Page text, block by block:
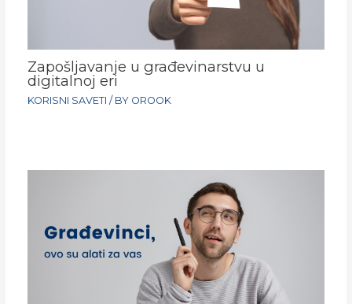
Zapošljavanje u građevinarstvu u
digitalnoj eri
KORISNI SAVETI / BY OROOK